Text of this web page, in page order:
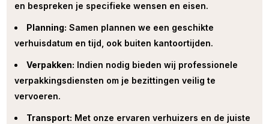
en bespreken je specifieke wensen en eisen.
Planning: Samen plannen we een geschikte
verhuisdatum en tijd, ook buiten kantoortijden.
Verpakken: Indien nodig bieden wij professionele
verpakkingsdiensten om je bezittingen veilig te
vervoeren.
Transport: Met onze ervaren verhuizers en de juiste